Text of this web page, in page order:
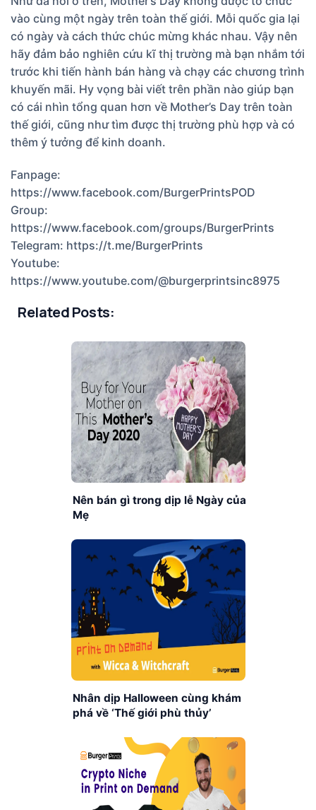
vào cùng một ngày trên toàn thế giới. Mỗi quốc gia lại
có ngày và cách thức chúc mừng khác nhau. Vậy nên
hãy đảm bảo nghiên cứu kĩ thị trường mà bạn nhắm tới
trước khi tiến hành bán hàng và chạy các chương trình
khuyến mãi. Hy vọng bài viết trên phần nào giúp bạn
có cái nhìn tổng quan hơn về Mother’s Day trên toàn
thế giới, cũng như tìm được thị trường phù hợp và có
thêm ý tưởng để kinh doanh.
Fanpage:
https://www.facebook.com/BurgerPrintsPOD
Group:
https://www.facebook.com/groups/BurgerPrints
Telegram: https://t.me/BurgerPrints
Youtube:
https://www.youtube.com/@burgerprintsinc8975
Related Posts:
Nên bán gì trong dịp lễ Ngày của
Mẹ
Nhân dịp Halloween cùng khám
phá về ‘Thế giới phù thủy’